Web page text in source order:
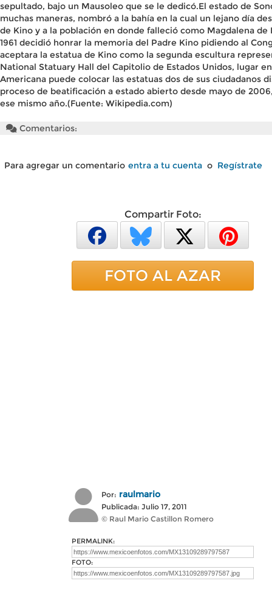
sepultado, bajo un Mausoleo que se le dedicó.El estado de
muchas maneras, nombró a la bahía en la cual un lejano día
de Kino y a la población en donde falleció como Magdalena
1961 decidió honrar la memoria del Padre Kino pidiendo al
aceptara la estatua de Kino como la segunda escultura
National Statuary Hall del Capitolio de Estados Unidos, lugar
Americana puede colocar las estatuas dos de sus ciudadanos
proceso de beatificación a estado abierto desde mayo de
ese mismo año.(Fuente: Wikipedia.com)
Comentarios:
Para agregar un comentario entra a tu cuenta o Regístrate
Compartir Foto:
FOTO AL AZAR
Por: raulmario
Publicada: Julio 17, 2011
© Raul Mario Castillon Romero
PERMALINK:
FOTO: